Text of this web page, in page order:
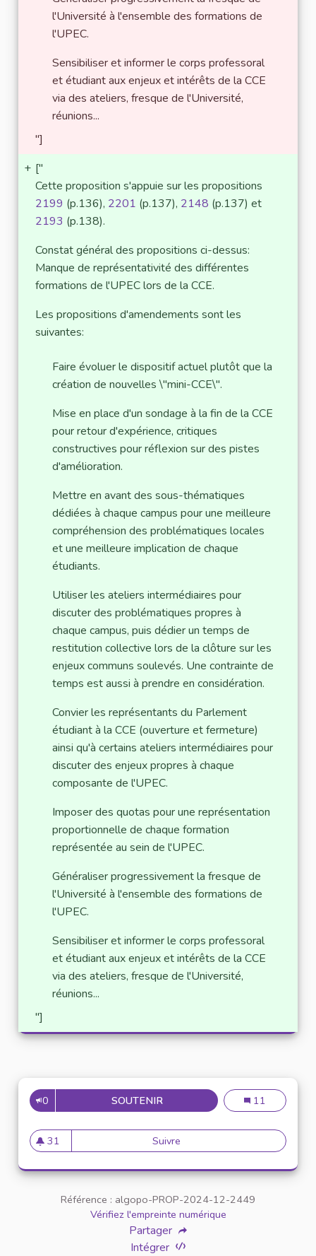
l'Université à l'ensemble des formations de
l'UPEC.
Sensibiliser et informer le corps professoral
et étudiant aux enjeux et intérêts de la CCE
via des ateliers, fresque de l'Université,
réunions...
"]
+ ["
Cette proposition s'appuie sur les propositions
2199 (p.136), 2201 (p.137), 2148 (p.137) et
2193 (p.138).
Constat général des propositions ci-dessus:
Manque de représentativité des différentes
formations de l'UPEC lors de la CCE.
Les propositions d'amendements sont les
suivantes:
Faire évoluer le dispositif actuel plutôt que la
création de nouvelles \"mini-CCE\".
Mise en place d'un sondage à la fin de la CCE
pour retour d'expérience, critiques
constructives pour réflexion sur des pistes
d'amélioration.
Mettre en avant des sous-thématiques
dédiées à chaque campus pour une meilleure
compréhension des problématiques locales
et une meilleure implication de chaque
étudiants.
Utiliser les ateliers intermédiaires pour
discuter des problématiques propres à
chaque campus, puis dédier un temps de
restitution collective lors de la clôture sur les
enjeux communs soulevés. Une contrainte de
temps est aussi à prendre en considération.
Convier les représentants du Parlement
étudiant à la CCE (ouverture et fermeture)
ainsi qu'à certains ateliers intermédiaires pour
discuter des enjeux propres à chaque
composante de l'UPEC.
Imposer des quotas pour une représentation
proportionnelle de chaque formation
représentée au sein de l'UPEC.
Généraliser progressivement la fresque de
l'Université à l'ensemble des formations de
l'UPEC.
Sensibiliser et informer le corps professoral
et étudiant aux enjeux et intérêts de la CCE
via des ateliers, fresque de l'Université,
réunions...
"]
0 SOUTENIRAMÉLIORER LA Améliorer la
11
31
31 abonnés
Suivre Améliorer la représentation
Référence : algopo-PROP-2024-12-2449
Vérifiez l'empreinte numérique
Partager
Intégrer